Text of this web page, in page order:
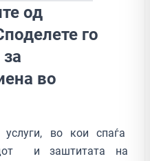
од
го
во
услуги, во кои спаѓа
и заштитата на